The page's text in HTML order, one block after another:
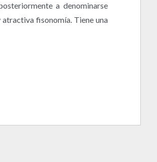
a denominarse
atractiva fisonomía. Tiene una